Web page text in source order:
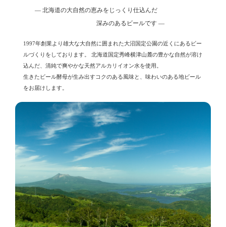
― 北海道の大自然の恵みをじっくり仕込んだ
深みのあるビールです ―
1997年創業より雄大な大自然に囲まれた大沼国定公園の近くにあるビー
ルづくりをしております。
北海道国定秀峰横津山麓の豊かな自然が溶け
込んだ、清純で爽やかな天然アルカリイオン水を使用。
生きたビール酵母が生み出すコクのある風味と、味わいのある地ビール
をお届けします。